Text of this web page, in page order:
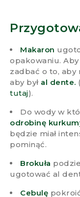
Makaron
opakowaniu. Aby
zadbać o to,
aby był al dente. (
tutaj).
Do wody w
odrobinę
będzie miał
pominąć.
Brokuła
ugotować al
Cebulę